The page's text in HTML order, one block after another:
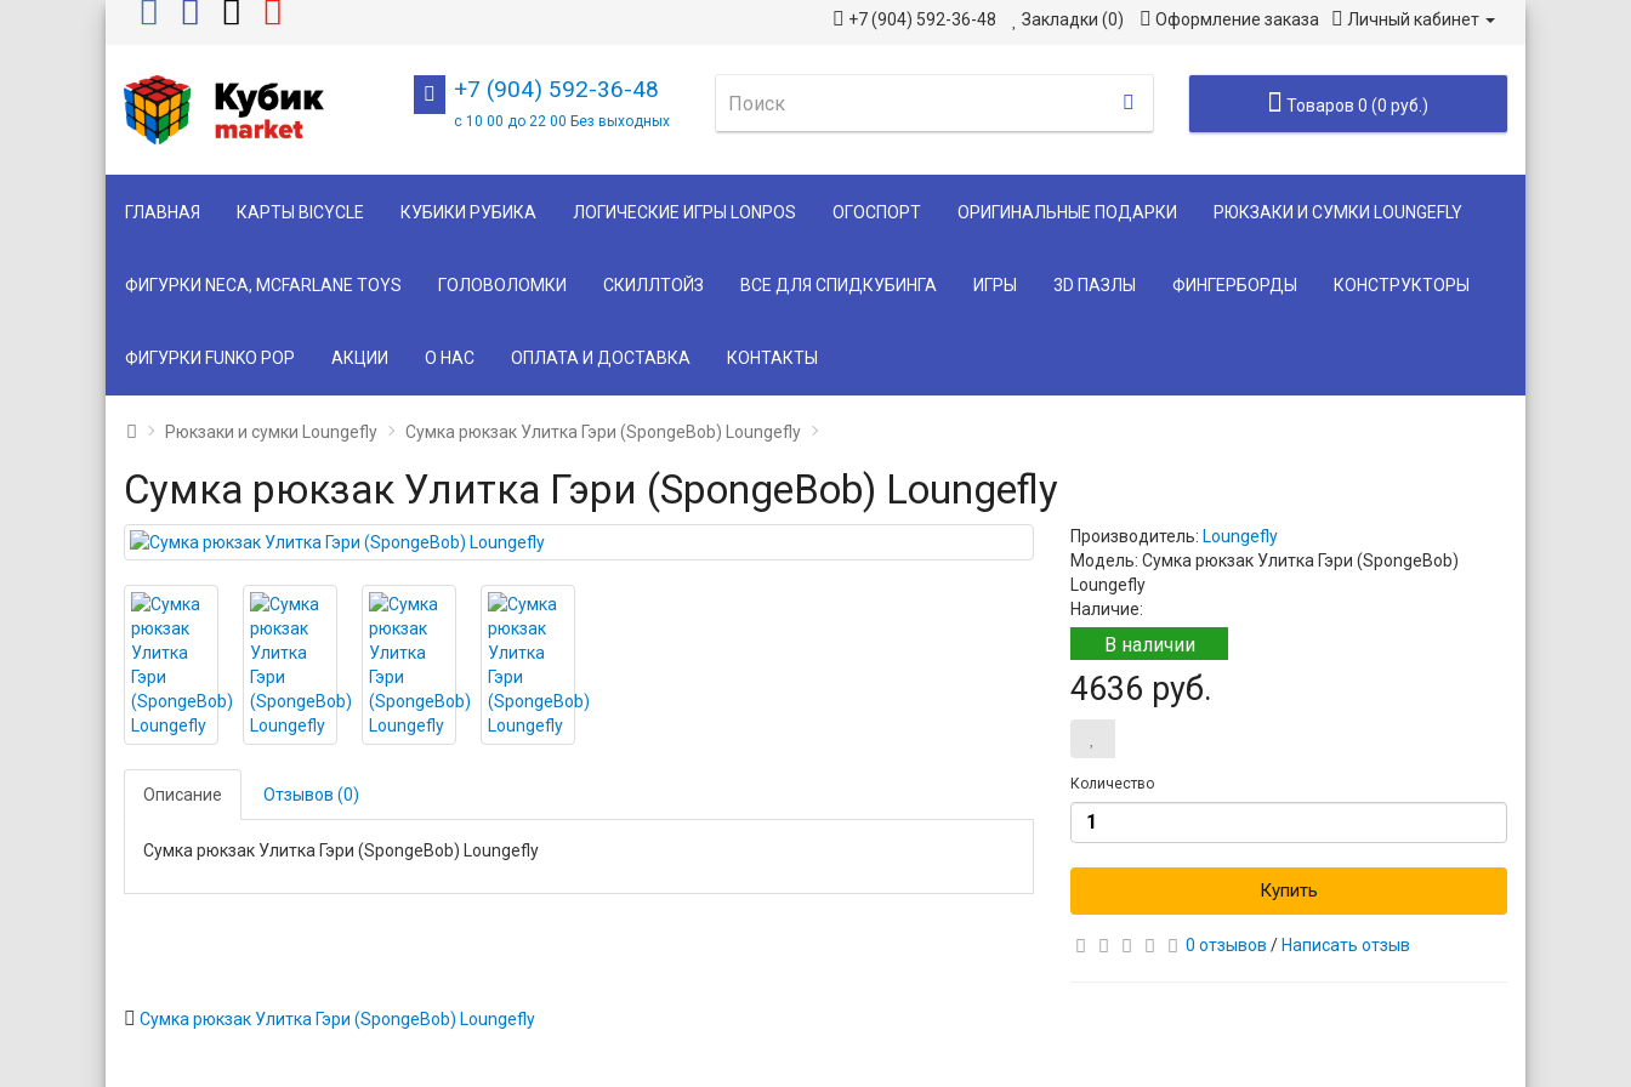
+7 (904) 592-36-48 Закладки (0) Оформление заказа Личный кабинет
+7 (904) 592-36-48
с 10 00 до 22 00 Без выходных
Товаров 0 (0 руб.)
ГЛАВНАЯ КАРТЫ BICYCLE КУБИКИ РУБИКА ЛОГИЧЕСКИЕ ИГРЫ LONPOS ОГОСПОРТ ОРИГИНАЛЬНЫЕ ПОДАРКИ РЮКЗАКИ И СУМКИ LOUNGEFLY
ФИГУРКИ NECA, MCFARLANE TOYS ГОЛОВОЛОМКИ СКИЛЛТОЙЗ ВСЕ ДЛЯ СПИДКУБИНГА ИГРЫ 3D ПАЗЛЫ ФИНГЕРБОРДЫ КОНСТРУКТОРЫ
ФИГУРКИ FUNKO POP АКЦИИ О НАС ОПЛАТА И ДОСТАВКА КОНТАКТЫ
Рюкзаки и сумки Loungefly Сумка рюкзак Улитка Гэри (SpongeBob) Loungefly
Сумка рюкзак Улитка Гэри (SpongeBob) Loungefly
Описание Отзывов (0)
Сумка рюкзак Улитка Гэри (SpongeBob) Loungefly
Производитель: Loungefly
Модель: Сумка рюкзак Улитка Гэри (SpongeBob)
Loungefly
Наличие:
В наличии
4636 руб.
Количество
Купить
0 отзывов / Написать отзыв
Сумка рюкзак Улитка Гэри (SpongeBob) Loungefly